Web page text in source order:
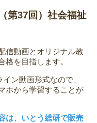
第37回）社会福祉
信動画とオリジナル教
格を目指します。
ン動画形式なので、
ホから学習することが
は、いとう総研で販売